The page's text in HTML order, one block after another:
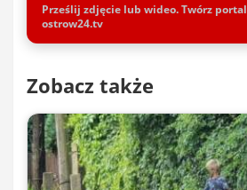
Prześlij zdjęcie lub wideo. Twórz portal
ostrow24.tv
Zobacz także